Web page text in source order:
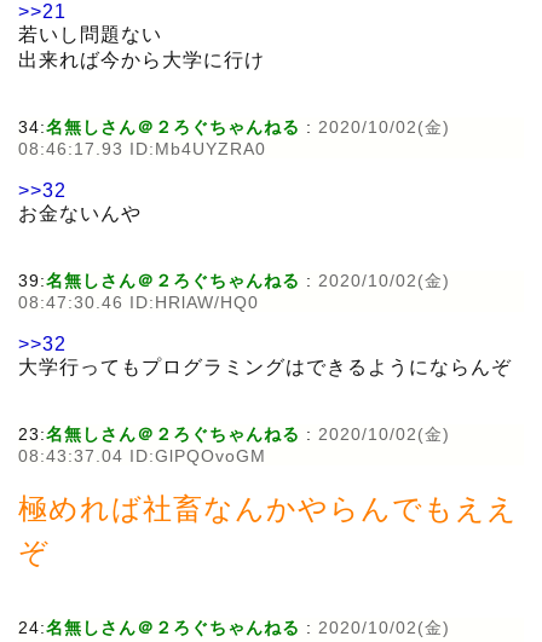
>>21
若いし問題ない
出来れば今から大学に行け
34:名無しさん＠２ろぐちゃんねる : 2020/10/02(金)
08:46:17.93 ID:Mb4UYZRA0
>>32
お金ないんや
39:名無しさん＠２ろぐちゃんねる : 2020/10/02(金)
08:47:30.46 ID:HRlAW/HQ0
>>32
大学行ってもプログラミングはできるようにならんぞ
23:名無しさん＠２ろぐちゃんねる : 2020/10/02(金)
08:43:37.04 ID:GlPQOvoGM
極めれば社畜なんかやらんでもええ
ぞ
24:名無しさん＠２ろぐちゃんねる : 2020/10/02(金)